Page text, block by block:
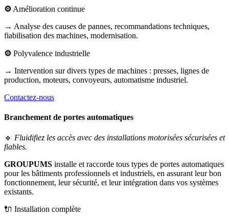
⚙️ Amélioration continue
→ Analyse des causes de pannes, recommandations techniques,
fiabilisation des machines, modernisation.
⚙️ Polyvalence industrielle
→ Intervention sur divers types de machines : presses, lignes de
production, moteurs, convoyeurs, automatisme industriel.
Contactez-nous
Branchement de portes automatiques
🔹 Fluidifiez les accès avec des installations motorisées sécurisées et
fiables.
GROUPUMS installe et raccorde tous types de portes automatiques
pour les bâtiments professionnels et industriels, en assurant leur bon
fonctionnement, leur sécurité, et leur intégration dans vos systèmes
existants.
🔌 Installation complète